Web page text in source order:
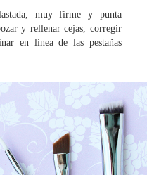
muy firme y punta
y rellenar cejas, corregir
en línea de las pestañas